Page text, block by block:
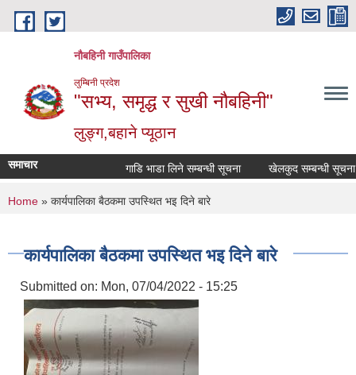
Skip to main content
नौबहिनी गाउँपालिका
लुम्बिनी प्रदेश
"सभ्य, समृद्ध र सुखी नौबहिनी"
लुङ्ग,बहाने प्यूठान
समाचार गाडि भाडा लिने सम्बन्धी सूचना खेलकुद सम्बन्धी सूचना
You are here
Home » कार्यपालिका बैठकमा उपस्थित भइ दिने बारे
कार्यपालिका बैठकमा उपस्थित भइ दिने बारे
Submitted on: Mon, 07/04/2022 - 15:25